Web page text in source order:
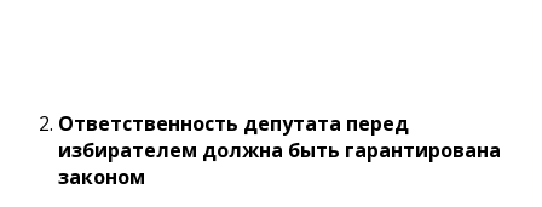
Ответственность депутата перед
избирателем должна быть гарантирована
законом